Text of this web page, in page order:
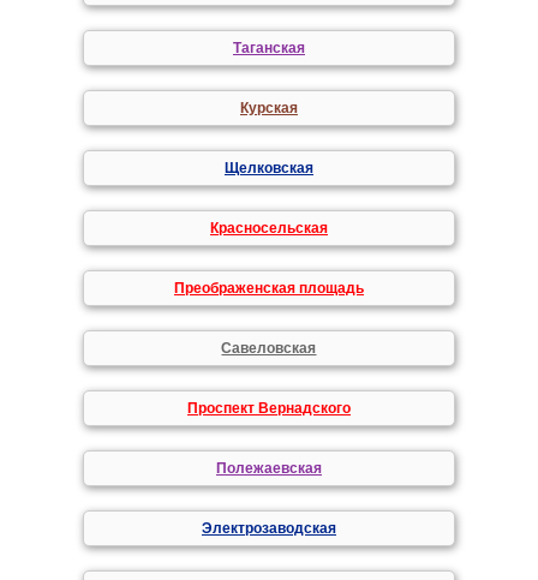
Таганская
Курская
Щелковская
Красносельская
Преображенская площадь
Савеловская
Проспект Вернадского
Полежаевская
Электрозаводская